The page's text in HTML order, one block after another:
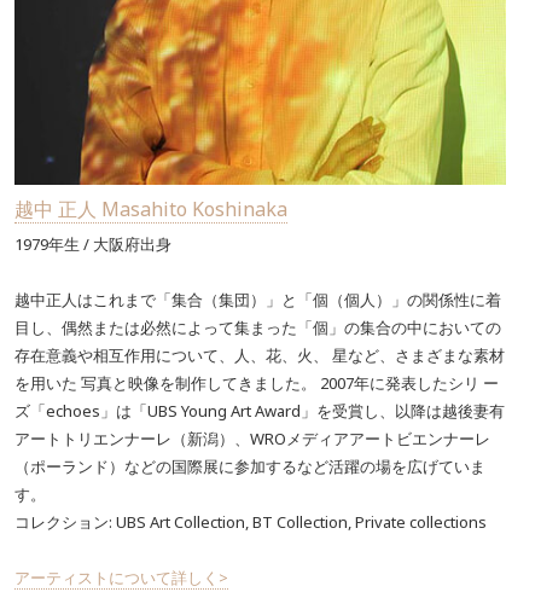
越中 正人 Masahito Koshinaka
1979年生 / 大阪府出身
越中正人はこれまで「集合（集団）」と「個（個人）」の関係性に着
目し、偶然または必然によって集まった「個」の集合の中においての
存在意義や相互作用について、人、花、火、 星など、さまざまな素材
を用いた 写真と映像を制作してきました。 2007年に発表したシリ ー
ズ「echoes」は「UBS Young Art Award」を受賞し、以降は越後妻有
アートトリエンナーレ（新潟）、WROメディアアートビエンナーレ
（ポーランド）などの国際展に参加するなど活躍の場を広げていま
す。
コレクション: UBS Art Collection, BT Collection, Private collections
アーティストについて詳しく>